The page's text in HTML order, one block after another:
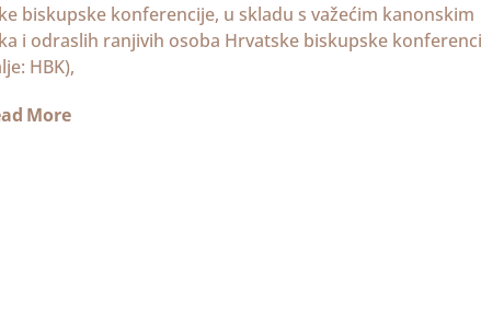
biskupske konferencije, u skladu s važećim kanonskim
i odraslih ranjivih osoba Hrvatske biskupske
HBK),
More